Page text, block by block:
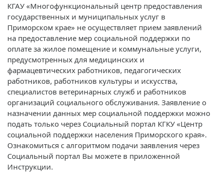
КГАУ «Многофункциональный центр предоставления
государственных и муниципальных услуг в
Приморском крае» не осуществляет прием заявлений
на предоставление мер социальной поддержки по
оплате за жилое помещение и коммунальные услуги,
предусмотренных для медицинских и
фармацевтических работников, педагогических
работников, работников культуры и искусства,
специалистов ветеринарных служб и работников
организаций социального обслуживания. Заявление о
назначении данных мер социальной поддержки можно
подать только через Социальный портал КГКУ «Центр
социальной поддержки населения Приморского края».
Ознакомиться с алгоритмом подачи заявления через
Социальный портал Вы можете в приложенной
Инструкции.